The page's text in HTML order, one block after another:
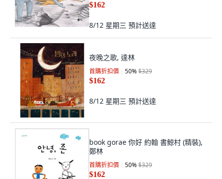
$162
8/12 星期三 預計送達
夜晚之歌, 達林
首購折扣價 50%$329
$162
8/12 星期三 預計送達
book gorae 你好 約翰 書鯨村 (精裝),
鄭林
首購折扣價 50%$329
$162